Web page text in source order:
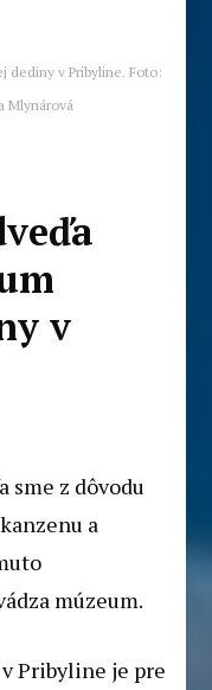
dediny v Pribyline. Foto:
Mlynárová
v
sme z dôvodu
a
múzeum.
Pribyline je pre